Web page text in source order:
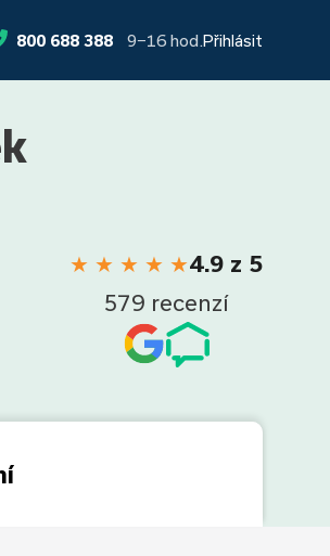
800 688 388 9−16 hod. Přihlásit
★ ★ ★ ★ ★4.9 z 5
579 recenzí